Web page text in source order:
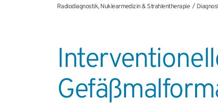
Radiodiagnostik, Nuklearmedizin & Strahlentherapie
Radiodiagnostik, Nuklearmedizin & Strahlentherapie